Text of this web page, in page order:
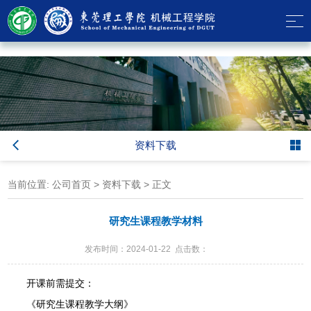
伟德国际(bevictor)官方网站-源自英国始于1946
资料下载
当前位置:公司首页 > 资料下载 > 正文
研究生课程教学材料
发布时间：2024-01-22 点击数：
开课前需提交：
《研究生课程教学大纲》